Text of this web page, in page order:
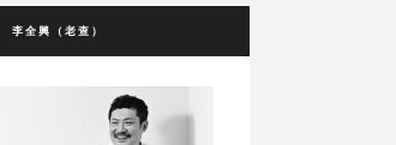
李全興（老查）